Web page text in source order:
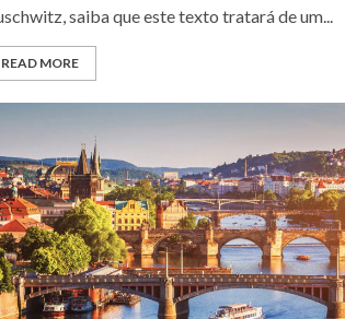
saiba que este texto tratará de um...
READ MORE